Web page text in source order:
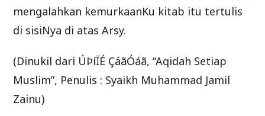
mengalahkan kemurkaanKu kitab itu tertulis
di sisiNya di atas Arsy.
(Dinukil dari ÚÞíÏÉ ÇáãÓáã, “Aqidah Setiap
Muslim”, Penulis : Syaikh Muhammad Jamil
Zainu)